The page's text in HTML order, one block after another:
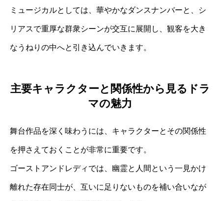
ミュージカルとしては、華やかなダンスナンバーと、シ
リアスで重厚な群衆シーンが交互に展開し、観客を大き
なうねりの中へと引き込んでいきます。
主要キャラクターと関係性から見るドラ
マの魅力
舞台作品を深く味わうには、キャラクターとその関係性
を押さえておくことが非常に重要です。
ゴーストアンドレディでは、幽霊と人間という一見かけ
離れた存在同士が、互いに足りないものを補い合いなが